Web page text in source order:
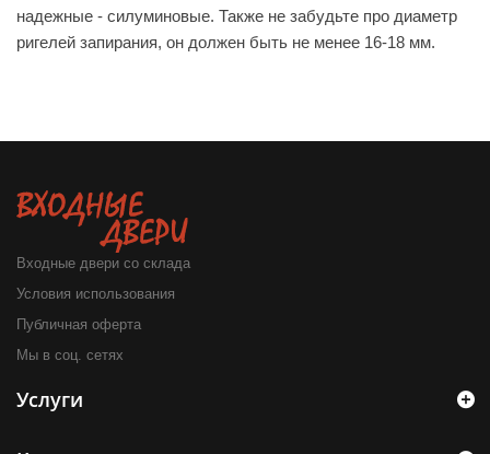
надежные - силуминовые. Также не забудьте про диаметр
ригелей запирания, он должен быть не менее 16-18 мм.
Входные двери со склада
Условия использования
Публичная оферта
Мы в соц. сетях
Услуги